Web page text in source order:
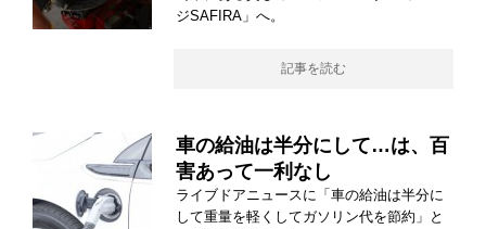
ジSAFIRA」へ。
記事を読む
車の給油は半分にして…は、百
害あって一利なし
ライブドアニュースに「車の給油は半分に
して重量を軽くしてガソリン代を節約」と